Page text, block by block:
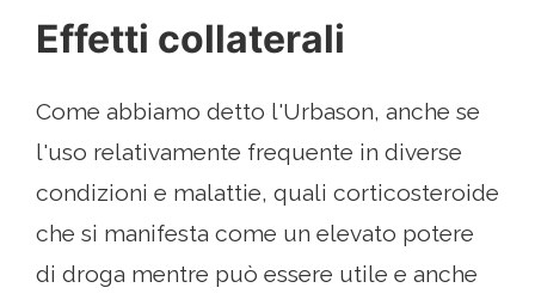
Effetti collaterali
Come abbiamo detto l'Urbason, anche se
l'uso relativamente frequente in diverse
condizioni e malattie, quali corticosteroide
che si manifesta come un elevato potere
di droga mentre può essere utile e anche